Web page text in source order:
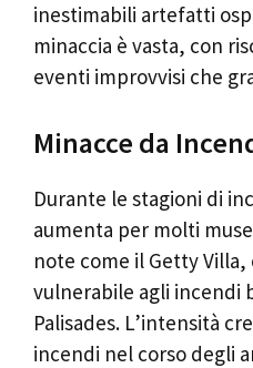
inestimabili artefatti
minaccia è vasta, con
eventi improvvisi che
Minacce da
Durante le stagioni di
aumenta per molti
note come il Getty Villa,
vulnerabile agli incendi
Palisades. L’intensità
incendi nel corso degli